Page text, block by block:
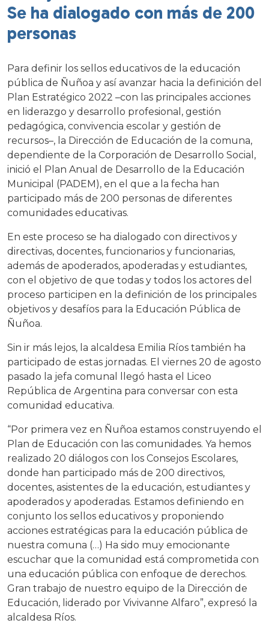
Se ha dialogado con más de 200
personas
Para definir los sellos educativos de la educación
pública de Ñuñoa y así avanzar hacia la definición del
Plan Estratégico 2022 –con las principales acciones
en liderazgo y desarrollo profesional, gestión
pedagógica, convivencia escolar y gestión de
recursos–, la Dirección de Educación de la comuna,
dependiente de la Corporación de Desarrollo Social,
inició el Plan Anual de Desarrollo de la Educación
Municipal (PADEM), en el que a la fecha han
participado más de 200 personas de diferentes
comunidades educativas.
En este proceso se ha dialogado con directivos y
directivas, docentes, funcionarios y funcionarias,
además de apoderados, apoderadas y estudiantes,
con el objetivo de que todas y todos los actores del
proceso participen en la definición de los principales
objetivos y desafíos para la Educación Pública de
Ñuñoa.
Sin ir más lejos, la alcaldesa Emilia Ríos también ha
participado de estas jornadas. El viernes 20 de agosto
pasado la jefa comunal llegó hasta el Liceo
República de Argentina para conversar con esta
comunidad educativa.
“Por primera vez en Ñuñoa estamos construyendo el
Plan de Educación con las comunidades. Ya hemos
realizado 20 diálogos con los Consejos Escolares,
donde han participado más de 200 directivos,
docentes, asistentes de la educación, estudiantes y
apoderados y apoderadas. Estamos definiendo en
conjunto los sellos educativos y proponiendo
acciones estratégicas para la educación pública de
nuestra comuna (…) Ha sido muy emocionante
escuchar que la comunidad está comprometida con
una educación pública con enfoque de derechos.
Gran trabajo de nuestro equipo de la Dirección de
Educación, liderado por Vivivanne Alfaro”, expresó la
alcaldesa Ríos.